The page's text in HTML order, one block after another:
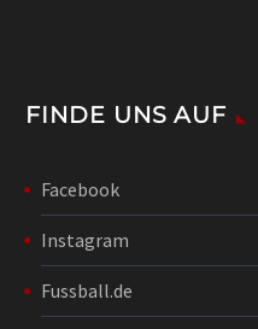
FINDE UNS AUF
Facebook
Instagram
Fussball.de